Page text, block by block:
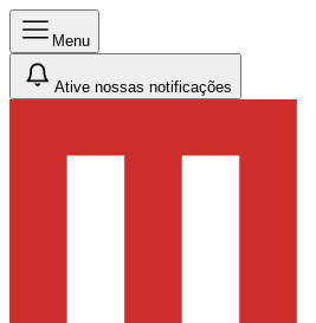
Menu
Ative nossas notificações